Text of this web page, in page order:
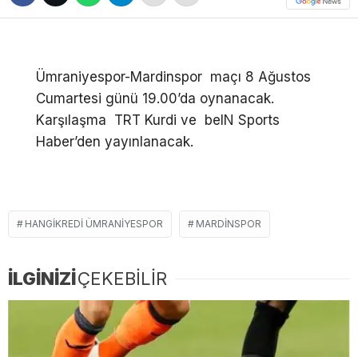
Ümraniyespor-Mardinspor maçı 8 Ağustos
Cumartesi günü 19.00’da oynanacak.
Karşılaşma TRT Kurdi ve beIN Sports
Haber’den yayınlanacak.
HANGIKREDI ÜMRANIYESPOR MARDINSPOR
İLGİNİZİÇEKEBİLİR